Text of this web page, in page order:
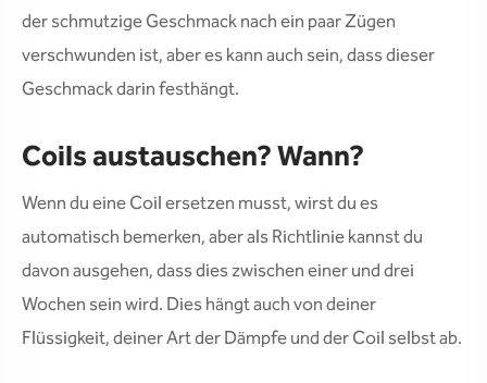
der schmutzige Geschmack nach ein paar Zügen
verschwunden ist, aber es kann auch sein, dass dieser
Geschmack darin festhängt.
Coils austauschen? Wann?
Wenn du eine Coil ersetzen musst, wirst du es
automatisch bemerken, aber als Richtlinie kannst du
davon ausgehen, dass dies zwischen einer und drei
Wochen sein wird. Dies hängt auch von deiner
Flüssigkeit, deiner Art der Dämpfe und der Coil selbst ab.